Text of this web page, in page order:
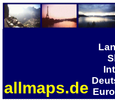
allmaps.de